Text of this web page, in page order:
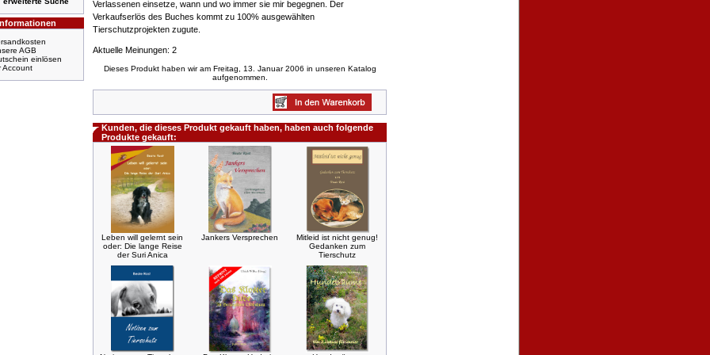
AGB
einlösen
Account
Verlassenen einsetze, wann und wo immer sie mir begegnen. Der
Verkaufserlös des Buches kommt zu 100% ausgewählten
Tierschutzprojekten zugute.
Aktuelle Meinungen: 2
Dieses Produkt haben wir am Freitag, 13. Januar 2006 in unseren Katalog
aufgenommen.
Kunden, die dieses Produkt gekauft haben, haben auch folgende
Produkte gekauft:
Leben will gelernt sein
oder: Die lange Reise
der Suri Anica
Jankers Versprechen
Mitleid ist nicht genug!
Gedanken zum
Tierschutz